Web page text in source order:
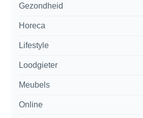
Gezondheid
Horeca
Lifestyle
Loodgieter
Meubels
Online